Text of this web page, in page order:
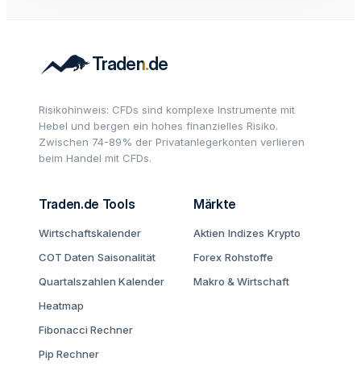
Risikohinweis: CFDs sind komplexe Instrumente mit
Hebel und bergen ein hohes finanzielles Risiko.
Zwischen 74-89% der Privatanlegerkonten verlieren
beim Handel mit CFDs.
Traden.de Tools
Wirtschaftskalender
COT Daten Saisonalität
Quartalszahlen Kalender
Heatmap
Fibonacci Rechner
Pip Rechner
Märkte
Aktien Indizes Krypto
Forex Rohstoffe
Makro & Wirtschaft